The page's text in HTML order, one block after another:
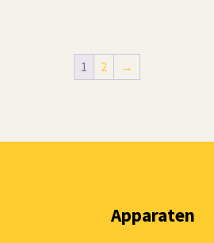
1 2 →
Apparaten